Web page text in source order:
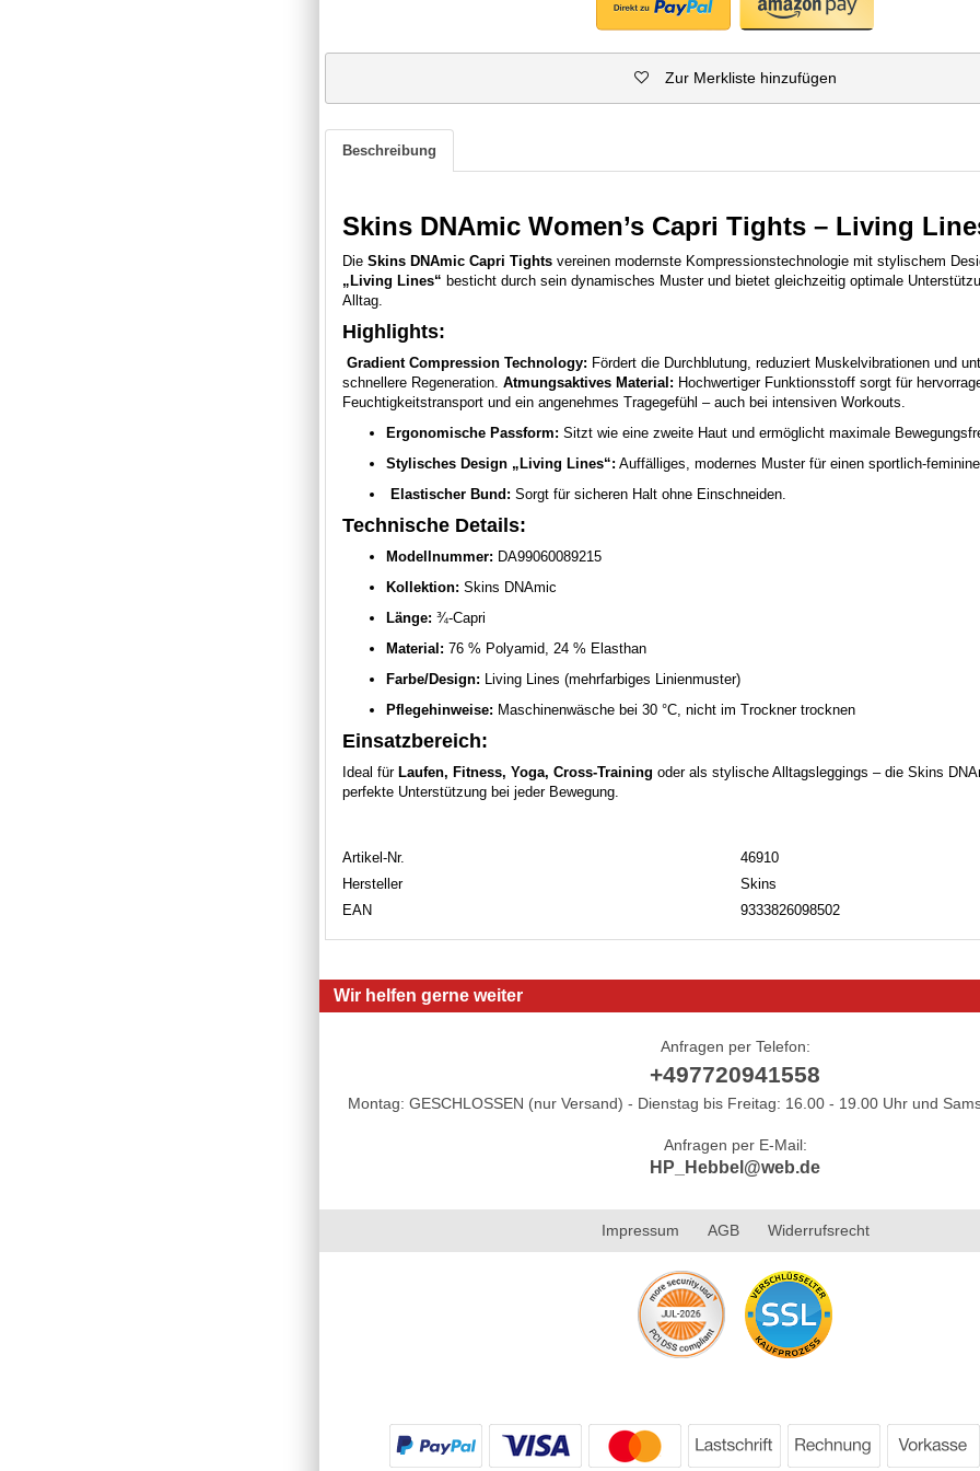
Zur Merkliste hinzufügen
Beschreibung
Skins DNAmic Women’s Capri Tights – Living
Die Skins DNAmic Capri Tights vereinen modernste Kompressionstechnologie mit stylischem
„Living Lines“ besticht durch sein dynamisches Muster und bietet gleichzeitig optimale
Alltag.
Highlights:
Gradient Compression Technology: Fördert die Durchblutung, reduziert Muskelvibrationen und
schnellere Regeneration. Atmungsaktives Material: Hochwertiger Funktionsstoff sorgt für
Feuchtigkeitstransport und ein angenehmes Tragegefühl – auch bei intensiven Workouts.
Ergonomische Passform: Sitzt wie eine zweite Haut und ermöglicht maximale
Stylisches Design „Living Lines“: Auffälliges, modernes Muster für einen sportlich-
Elastischer Bund: Sorgt für sicheren Halt ohne Einschneiden.
Technische Details:
Modellnummer: DA99060089215
Kollektion: Skins DNAmic
Länge: ¾-Capri
Material: 76 % Polyamid, 24 % Elasthan
Farbe/Design: Living Lines (mehrfarbiges Linienmuster)
Pflegehinweise: Maschinenwäsche bei 30 °C, nicht im Trockner trocknen
Einsatzbereich:
Ideal für Laufen, Fitness, Yoga, Cross-Training oder als stylische Alltagsleggings – die Skins
perfekte Unterstützung bei jeder Bewegung.
Artikel-Nr.
46910
Hersteller
Skins
EAN
9333826098502
Wir helfen gerne weiter
Anfragen per Telefon:
+497720941558
Montag: GESCHLOSSEN (nur Versand) - Dienstag bis Freitag: 16.00 - 19.00 Uhr und
Anfragen per E-Mail:
HP_Hebbel@web.de
Impressum AGB Widerrufsrecht